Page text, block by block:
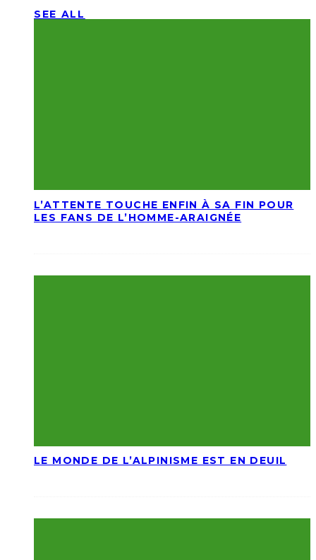
SEE ALL
L’ATTENTE TOUCHE ENFIN À SA FIN POUR
LES FANS DE L’HOMME-ARAIGNÉE
LE MONDE DE L’ALPINISME EST EN DEUIL